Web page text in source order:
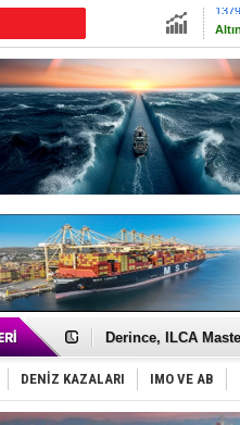
Altın
Yüzyıl sonra ilk
Derince, ILCA
Tüpraş, ham petrol
İTU AUV, Dünya’da
LNG
PROYAD, yat
DENİZ KAZALARI IMO VE AB